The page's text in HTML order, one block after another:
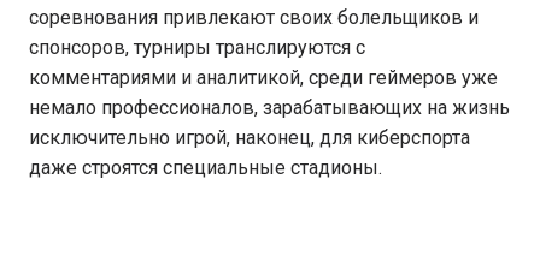
соревнования привлекают своих болельщиков и
спонсоров, турниры транслируются с
комментариями и аналитикой, среди геймеров уже
немало профессионалов, зарабатывающих на жизнь
исключительно игрой, наконец, для киберспорта
даже строятся специальные стадионы.